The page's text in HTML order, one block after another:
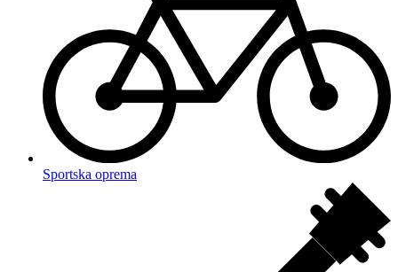
Sportska oprema